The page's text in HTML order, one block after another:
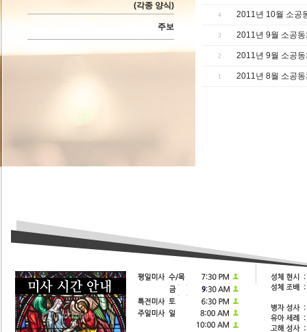
(각종 양식)
주보
4 2011년 10월 소공
3 2011년 9월 소공
2 2011년 9월 소공
1 2011년 8월 소공